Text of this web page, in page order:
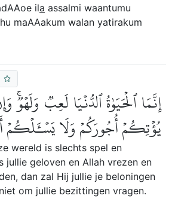
ila assalmi waantumu
hu maAAakum walan yatirakum
إِنَّمَا ٱلۡحَيَوٰةُ ٱلدُّنۡيَا لَعِبٞ وَلَهۡوٞۚ
يُؤۡتِكُمۡ أُجُورَكُمۡ وَلَا
wereld is slechts spel en
jullie geloven en Allah vrezen en
dan zal Hij jullie je beloningen
om jullie bezittingen vragen.